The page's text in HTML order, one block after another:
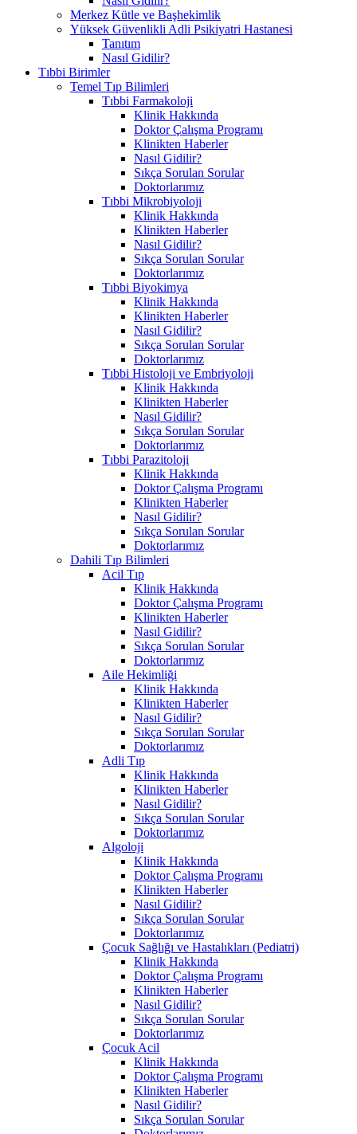
Merkez Kütle ve Başhekimlik
Yüksek Güvenlikli Adli Psikiyatri Hastanesi
Tanıtım
Nasıl Gidilir?
Tıbbi Birimler
Temel Tıp Bilimleri
Tıbbi Farmakoloji
Klinik Hakkında
Doktor Çalışma Programı
Klinikten Haberler
Nasıl Gidilir?
Sıkça Sorulan Sorular
Doktorlarımız
Tıbbi Mikrobiyoloji
Klinik Hakkında
Klinikten Haberler
Nasıl Gidilir?
Sıkça Sorulan Sorular
Doktorlarımız
Tıbbi Biyokimya
Klinik Hakkında
Klinikten Haberler
Nasıl Gidilir?
Sıkça Sorulan Sorular
Doktorlarımız
Tıbbi Histoloji ve Embriyoloji
Klinik Hakkında
Klinikten Haberler
Nasıl Gidilir?
Sıkça Sorulan Sorular
Doktorlarımız
Tıbbi Parazitoloji
Klinik Hakkında
Doktor Çalışma Programı
Klinikten Haberler
Nasıl Gidilir?
Sıkça Sorulan Sorular
Doktorlarımız
Dahili Tıp Bilimleri
Acil Tıp
Klinik Hakkında
Doktor Çalışma Programı
Klinikten Haberler
Nasıl Gidilir?
Sıkça Sorulan Sorular
Doktorlarımız
Aile Hekimliği
Klinik Hakkında
Klinikten Haberler
Nasıl Gidilir?
Sıkça Sorulan Sorular
Doktorlarımız
Adli Tıp
Klinik Hakkında
Klinikten Haberler
Nasıl Gidilir?
Sıkça Sorulan Sorular
Doktorlarımız
Algoloji
Klinik Hakkında
Doktor Çalışma Programı
Klinikten Haberler
Nasıl Gidilir?
Sıkça Sorulan Sorular
Doktorlarımız
Çocuk Sağlığı ve Hastalıkları (Pediatri)
Klinik Hakkında
Doktor Çalışma Programı
Klinikten Haberler
Nasıl Gidilir?
Sıkça Sorulan Sorular
Doktorlarımız
Çocuk Acil
Klinik Hakkında
Doktor Çalışma Programı
Klinikten Haberler
Nasıl Gidilir?
Sıkça Sorulan Sorular